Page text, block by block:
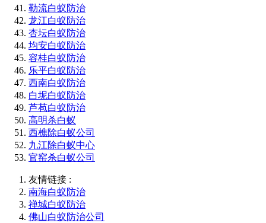
勒流白蚁防治
龙江白蚁防治
杏坛白蚁防治
均安白蚁防治
容桂白蚁防治
乐平白蚁防治
西南白蚁防治
白坭白蚁防治
芦苞白蚁防治
高明杀白蚁
西樵除白蚁公司
九江除白蚁中心
官窑杀白蚁公司
友情链接 :
南海白蚁防治
禅城白蚁防治
佛山白蚁防治公司